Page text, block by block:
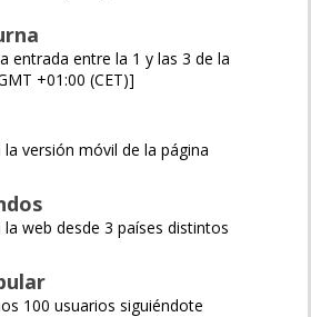
entrada entre la 1 y las 3 de la
+01:00 (CET)]
versión móvil de la página
web desde 3 países distintos
100 usuarios siguiéndote